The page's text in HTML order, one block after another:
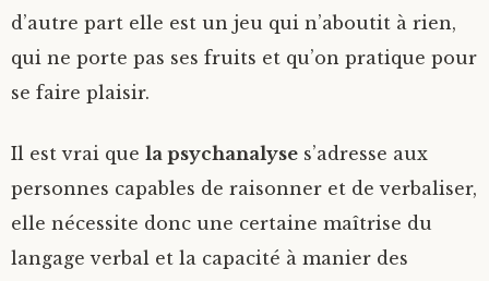
d’autre part elle est un jeu qui n’aboutit à rien,
qui ne porte pas ses fruits et qu’on pratique pour
se faire plaisir.
Il est vrai que la psychanalyse s’adresse aux
personnes capables de raisonner et de verbaliser,
elle nécessite donc une certaine maîtrise du
langage verbal et la capacité à manier des